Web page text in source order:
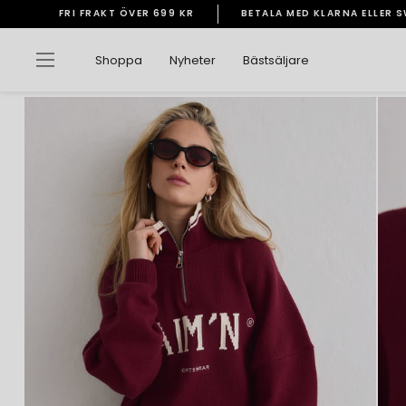
vidare
innehåll
Pausa
bildspelet
FRI FRAKT ÖVER 699 KR BETALA MED KLARNA ELLER
Sidnavigering
Shoppa Nyheter Bästsäljare